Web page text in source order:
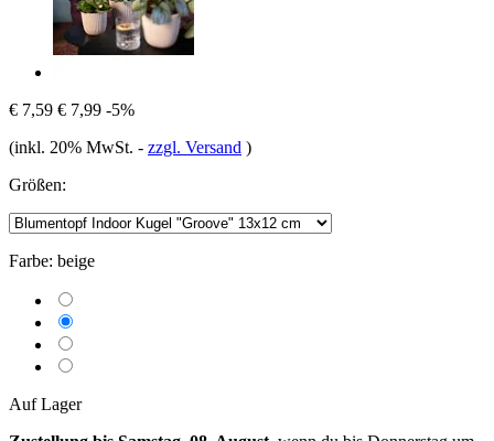
€ 7,59 € 7,99 -5%
(inkl. 20% MwSt. - zzgl. Versand )
Größen:
Farbe: beige
Auf Lager